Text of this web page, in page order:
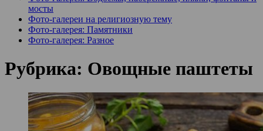
мосты
Фото-галереи на религиозную тему
Фото-галерея: Памятники
Фото-галерея: Разное
Рубрика: Овощные паштеты